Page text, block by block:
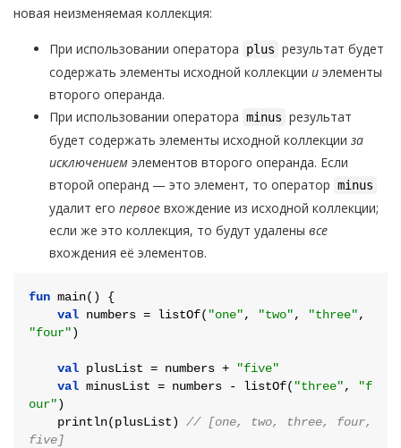
новая неизменяемая коллекция:
При использовании оператора plus результат будет
содержать элементы исходной коллекции и элементы
второго операнда.
При использовании оператора minus результат
будет содержать элементы исходной коллекции за
исключением элементов второго операнда. Если
второй операнд — это элемент, то оператор minus
удалит его первое вхождение из исходной коллекции;
если же это коллекция, то будут удалены все
вхождения её элементов.
fun main() {
val numbers = listOf( "one", "two", "three"
"four")
val plusList = numbers +
"five"
val minusList = numbers - listOf( "three",
"f
our")
    println(plusList)
// [one, two, three, four,
five]